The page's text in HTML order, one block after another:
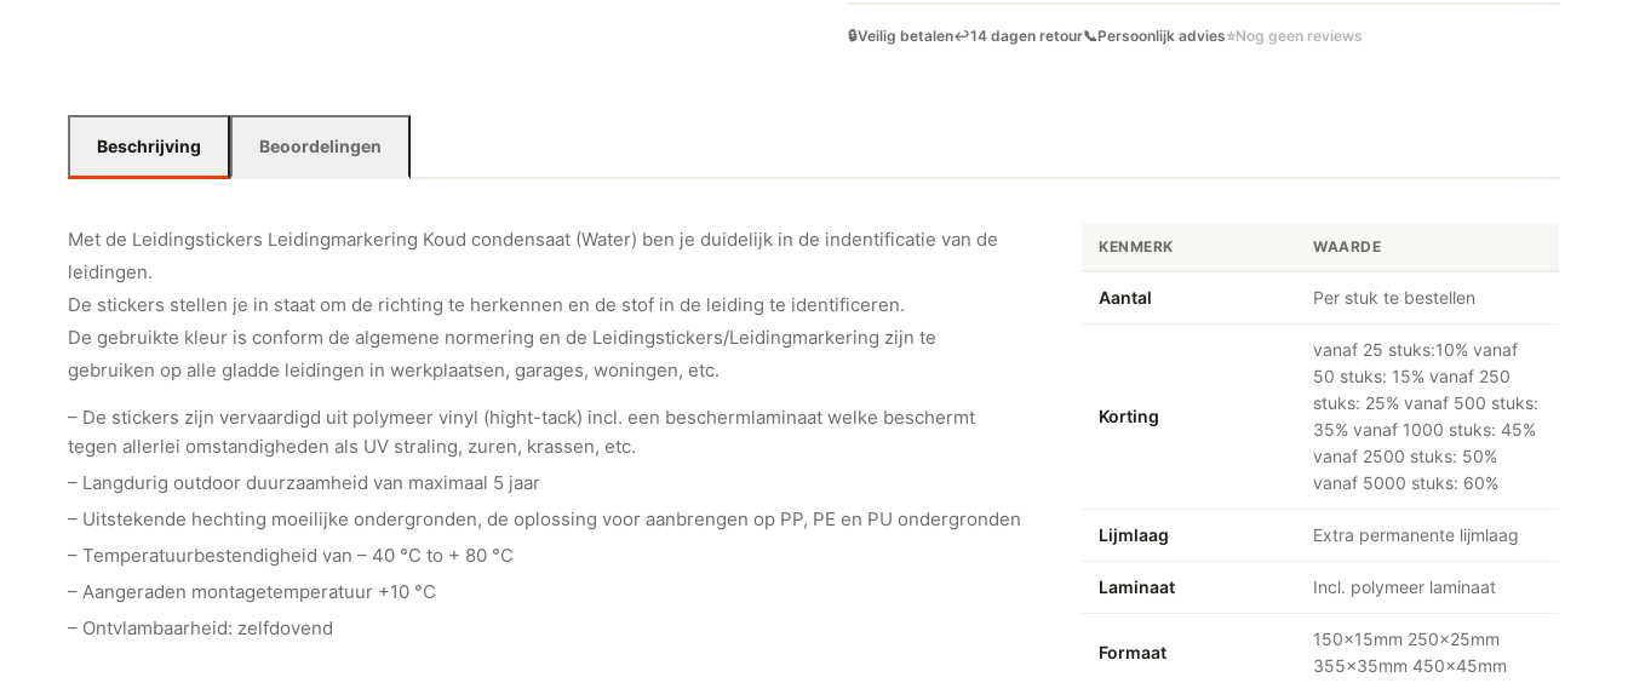
🔒Veilig betalen↩️14 dagen retour📞Persoonlijk advies⭐Nog geen reviews
Beschrijving Beoordelingen
Met de Leidingstickers Leidingmarkering Koud condensaat (Water) ben je duidelijk in de indentificatie van de
leidingen.
De stickers stellen je in staat om de richting te herkennen en de stof in de leiding te identificeren.
De gebruikte kleur is conform de algemene normering en de Leidingstickers/Leidingmarkering zijn te
gebruiken op alle gladde leidingen in werkplaatsen, garages, woningen, etc.
– De stickers zijn vervaardigd uit polymeer vinyl (hight-tack) incl. een beschermlaminaat welke beschermt
tegen allerlei omstandigheden als UV straling, zuren, krassen, etc.
– Langdurig outdoor duurzaamheid van maximaal 5 jaar
– Uitstekende hechting moeilijke ondergronden, de oplossing voor aanbrengen op PP, PE en PU ondergronden
– Temperatuurbestendigheid van – 40 °C to + 80 °C
– Aangeraden montagetemperatuur +10 °C
– Ontvlambaarheid: zelfdovend
KENMERK WAARDE
Aantal Per stuk te bestellen
Korting
vanaf 25 stuks:10% vanaf
50 stuks: 15% vanaf 250
stuks: 25% vanaf 500 stuks:
35% vanaf 1000 stuks: 45%
vanaf 2500 stuks: 50%
vanaf 5000 stuks: 60%
Lijmlaag Extra permanente lijmlaag
Laminaat Incl. polymeer laminaat
Formaat
150x15mm 250x25mm
355x35mm 450x45mm